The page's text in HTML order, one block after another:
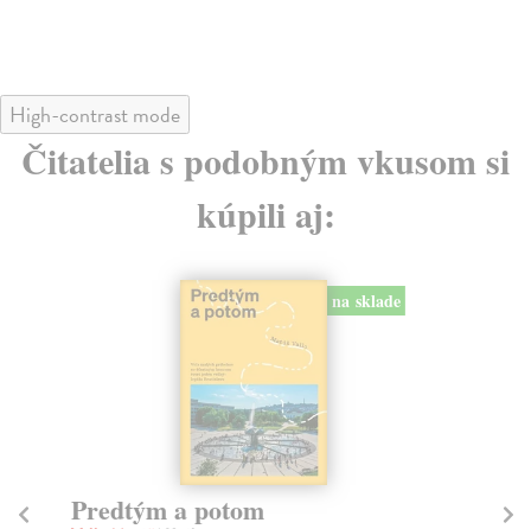
High-contrast mode
Čitatelia s podobným vkusom si
kúpili aj:
na sklade
Predtým a potom